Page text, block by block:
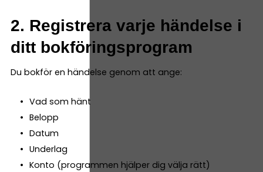
2. Registrera varje händelse i
ditt bokföringsprogram
Du bokför en händelse genom att ange:
Vad som hänt
Belopp
Datum
Underlag
Konto (programmen hjälper dig välja rätt)